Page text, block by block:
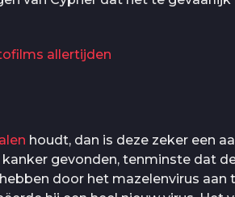
allertijden
houdt, dan is deze zeker een
gevonden, tenminste dat
door het mazelenvirus aan